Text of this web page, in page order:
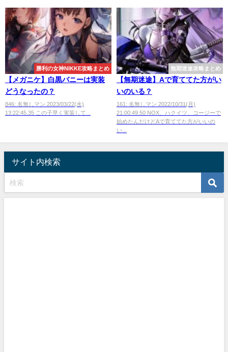
勝利の女神NIKKE攻略まとめ
【メガニケ】白黒バニーは実装
どうなったの？
846: 名無しマン 2023/03/22(水)
13:22:45.35 この子早く実装して...
無期迷途攻略まとめ
【無期迷途】Aで育ててた方がい
いのいる？
161: 名無しマン 2022/10/31(月)
21:00:49.50 NOX、ハクイツ、コージーで
始めたんだけどAで育ててた方がいいの
い...
サイト内検索